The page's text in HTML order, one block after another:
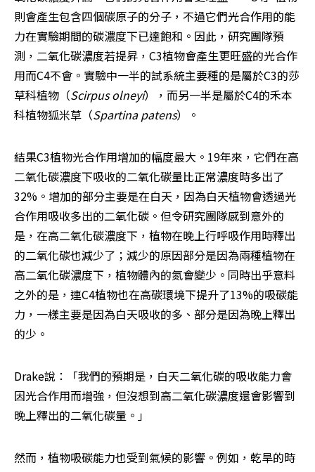
則會產生包含四個碳原子的分子，不過它們光合作用的能
力在實驗期間的碳濃度下已達飽和。因此，研究團隊預
測，二氧化碳濃度若提昇，C3植物會產生更旺盛的光合作
用而C4不會。實驗中一半的試系統主要種的是屬於C3的莎
草科植物（Scirpus olneyi），而另一半是屬於C4的禾本
科植物狐米草（Spartina patens）。
結果C3植物光合作用增加的幅度最大。19年來，它們在高
二氧化碳濃度下吸收的二氧化碳量比正常濃度時多出了
32%。增加的部分主要是在白天，因為白天植物會透過光
合作用吸收多出的二氧化碳。但令研究團隊感到意外的
是，在高二氧化碳濃度下，植物在晚上行呼吸作用時釋出
的二氧化碳也減少了；減少的原因部分是因為兩種植物在
高二氧化碳濃度下，植物體內的氮會變少。同時出乎意料
之外的是，連C4植物也在高碳環境下提升了13%的吸碳能
力，一樣主要是因為白天吸收的多、部分是因為晚上釋出
的少。
Drake說：「我們的預期是，白天二氧化碳的吸收能力會
因光合作用而增強，但沒想到高二氧化碳濃度還會影響到
晚上釋出的二氧化碳量。」
然而，植物吸碳能力也受到氣候的影響。例如，乾旱的時